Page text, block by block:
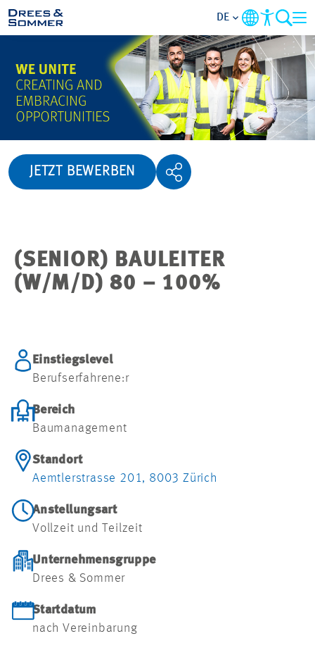
ÜBERSICHT
ÜBER UNS
TÄTIGKEITSBEREICHE
RUND UMS BEWERBEN
DE
JETZT BEWERBEN
(SENIOR) BAULEITER
(W/M/D) 80 – 100%
Einstiegslevel
Berufserfahrene:r
Bereich
Baumanagement
Standort
Aemtlerstrasse 201, 8003 Zürich
Anstellungsart
Vollzeit und Teilzeit
Unternehmensgruppe
Drees & Sommer
Startdatum
nach Vereinbarung